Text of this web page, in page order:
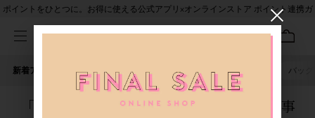
ポイントをひとつに。お得に使える公式アプリ×オンラインストア ポイント連携ガ
新着アイテム 人気ワード セール 40th限定 バッグ
「4051401.2612032.0006」に関する記事